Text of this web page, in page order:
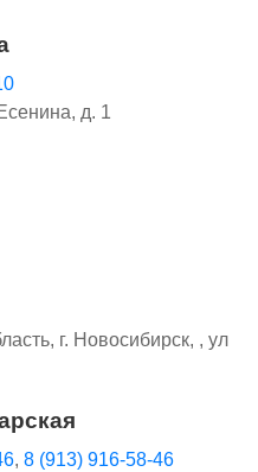
д. 1
г. Новосибирск, , ул
, 8 (913) 916-58-46